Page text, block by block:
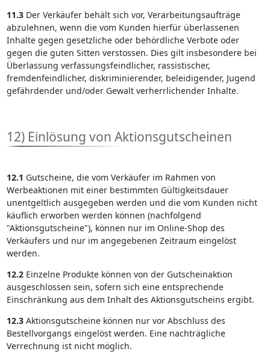
11.3Der Verkäufer behält sich vor, Verarbeitungsaufträge
abzulehnen, wenn die vom Kunden hierfür überlassenen
Inhalte gegen gesetzliche oder behördliche Verbote oder
gegen die guten Sitten verstossen. Dies gilt insbesondere bei
Überlassung verfassungsfeindlicher, rassistischer,
fremdenfeindlicher, diskriminierender, beleidigender, Jugend
gefährdender und/oder Gewalt verherrlichender Inhalte.
12) Einlösung von Aktionsgutscheinen
12.1 Gutscheine, die vom Verkäufer im Rahmen von
Werbeaktionen mit einer bestimmten Gültigkeitsdauer
unentgeltlich ausgegeben werden und die vom Kunden nicht
käuflich erworben werden können (nachfolgend
"Aktionsgutscheine"), können nur im Online-Shop des
Verkäufers und nur im angegebenen Zeitraum eingelöst
werden.
12.2Einzelne Produkte können von der Gutscheinaktion
ausgeschlossen sein, sofern sich eine entsprechende
Einschränkung aus dem Inhalt des Aktionsgutscheins ergibt.
12.3Aktionsgutscheine können nur vor Abschluss des
Bestellvorgangs eingelöst werden. Eine nachträgliche
Verrechnung ist nicht möglich.